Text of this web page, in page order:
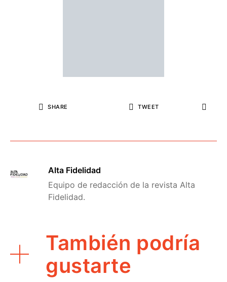
SHARE TWEET
Alta Fidelidad
Equipo de redacción de la revista Alta
Fidelidad.
También podría
gustarte